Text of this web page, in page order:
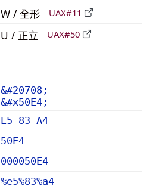
W / 全形 UAX#11
U / 正立 UAX#50
&#20708;
&#x50E4;
E5 83 A4
50E4
000050E4
%e5%83%a4